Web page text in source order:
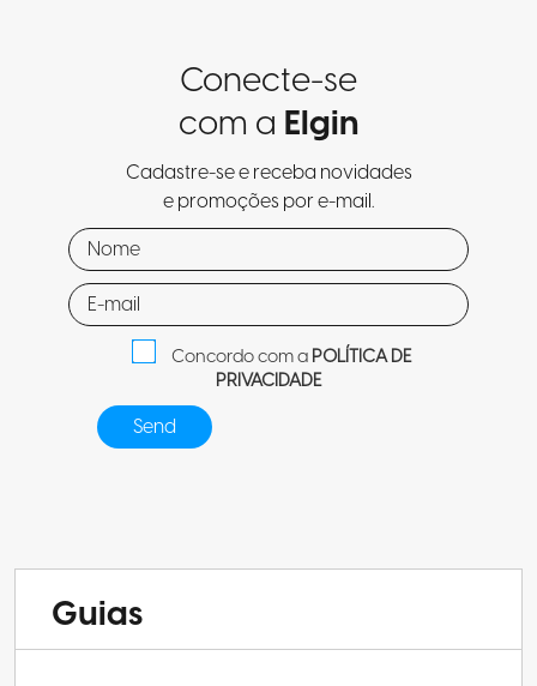
Conecte-se
com a Elgin
Cadastre-se e receba novidades
e promoções por e-mail.
Concordo com aPOLÍTICA DE
PRIVACIDADE
Guias